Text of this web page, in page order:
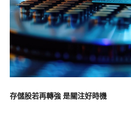
存儲股若再轉強 是關注好時機